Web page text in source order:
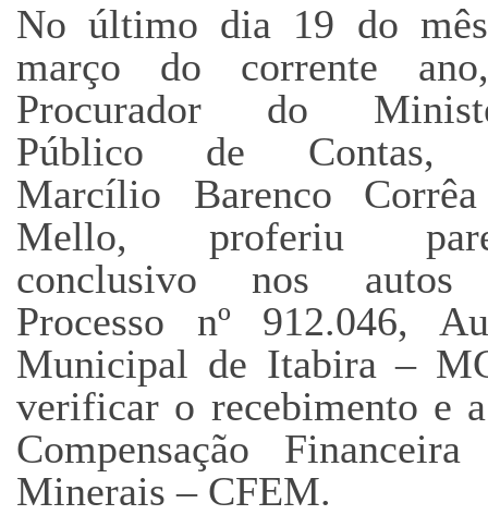
No último dia 19 do
março do corrente
Procurador do
Público de Contas,
Marcílio Barenco
Mello, proferiu
conclusivo nos
Processo nº 912.046,
Municipal de Itabira –
verificar o recebimento e
Compensação
Minerais – CFEM.